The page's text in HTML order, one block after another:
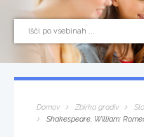
Domov Zbirka gradiv
Shakespeare, William: